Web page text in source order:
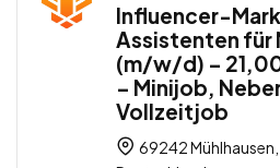
Influencer-
Assistenten für
(m/w/d) –
– Minijob,
Vollzeitjob
69242